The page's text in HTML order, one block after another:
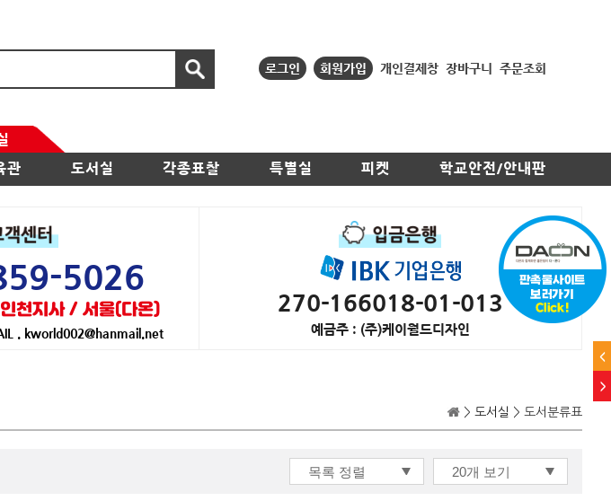
로그인 회원가입 개인결제창 장바구니 주문조회
관 도서실 각종표찰 특별실 피켓 학교안전/안내판
5026
천지사 / 서울(다온)
. kworld002@hanmail.net
270-166018-01-013
예금주 : (주)케이월드디자인
> 도서실 > 도서분류표
<
>